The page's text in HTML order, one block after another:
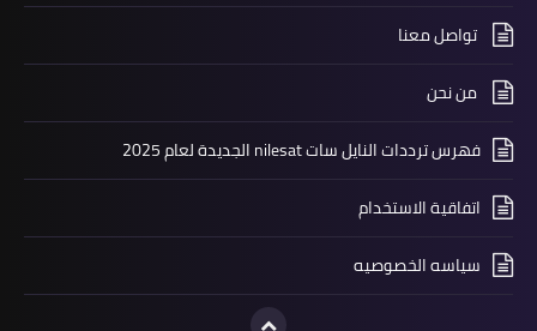
تواصل معنا
من نحن
فهرس ترددات النايل سات nilesat الجديدة لعام 2025
اتفاقية الاستخدام
سياسه الخصوصيه